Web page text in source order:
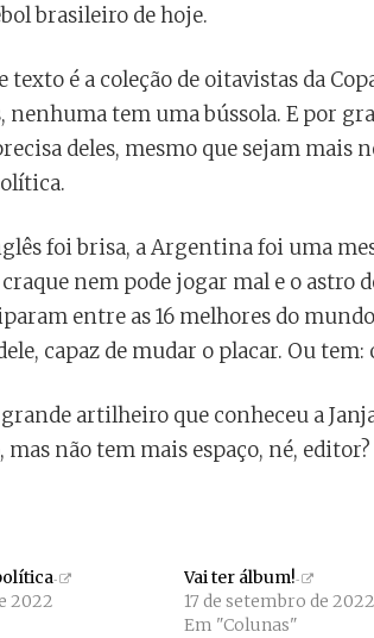
brasileiro de hoje.
texto é a coleção de oitavistas da
nenhuma tem uma bússola. E por
deles, mesmo que sejam mais
foi brisa, a Argentina foi uma
nem pode jogar mal e o astro
entre as 16 melhores do
capaz de mudar o placar. Ou tem:
artilheiro que conheceu a
mas não tem mais espaço, né,
2022
Vai ter álbum!
17 de setembro de 2022
Em "Colunas"